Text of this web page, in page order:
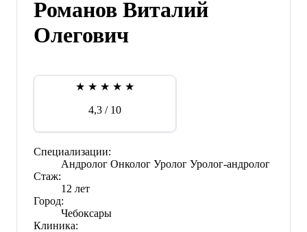
Романов Виталий
Олегович
★ ★ ★ ★ ★
4,3 / 10
Специализации:
Андролог Онколог Уролог Уролог-андролог
Стаж:
12 лет
Город:
Чебоксары
Клиника: